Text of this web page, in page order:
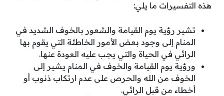
هذه التفسيرات ما يلي:
تشير رؤية يوم القيامة والشعور بالخوف الشديد في
المنام إلى وجود بعض الأمور الخاطئة التي يقوم بها
الرائي في الحياة والتي يجب عليه العودة عنها.
ورؤية يوم القيامة والخوف في المنام يشير إلى
الخوف من الله والحرص على عدم ارتكاب ذنوب أو
أخطاء من قبل الرائي.